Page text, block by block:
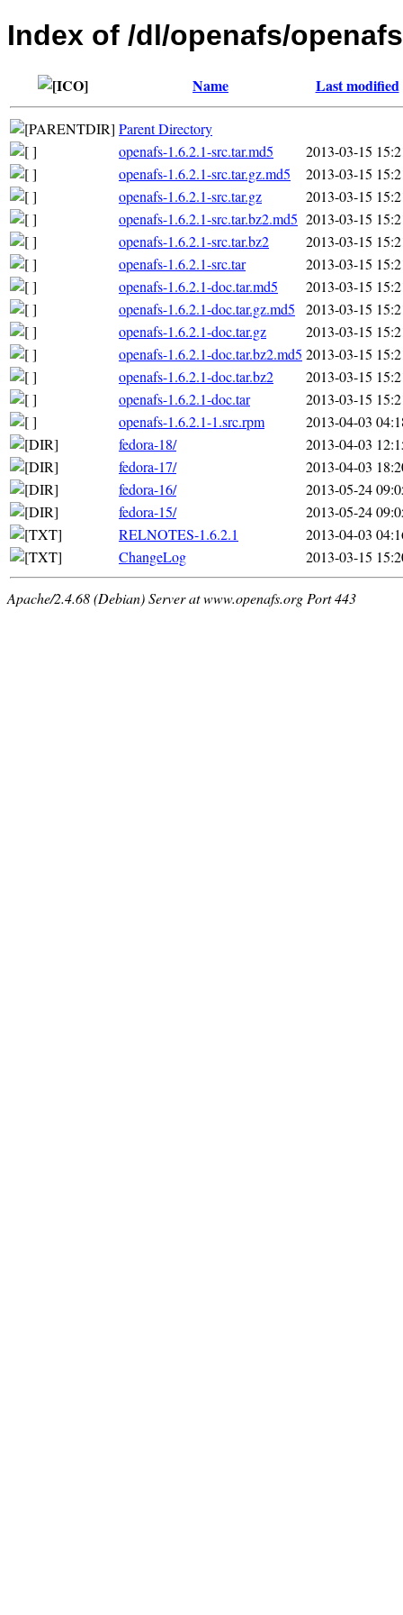
Index of /dl/openafs/
Name Last modified
Parent Directory
openafs-1.6.2.1-src.tar.md5
2013-03-15
openafs-1.6.2.1-src.tar.gz.md5
2013-03-15
openafs-1.6.2.1-src.tar.gz
2013-03-15
openafs-1.6.2.1-src.tar.bz2.md5 2013-03-15
openafs-1.6.2.1-src.tar.bz2
2013-03-15
openafs-1.6.2.1-src.tar
2013-03-15
openafs-1.6.2.1-doc.tar.md5
2013-03-15
openafs-1.6.2.1-doc.tar.gz.md5
2013-03-15
openafs-1.6.2.1-doc.tar.gz
2013-03-15
openafs-1.6.2.1-doc.tar.bz2.md5 2013-03-15
openafs-1.6.2.1-doc.tar.bz2
2013-03-15
openafs-1.6.2.1-doc.tar
2013-03-15
openafs-1.6.2.1-1.src.rpm
2013-04-03
fedora-18/
2013-04-03
fedora-17/
2013-04-03
fedora-16/
2013-05-24
fedora-15/
2013-05-24
RELNOTES-1.6.2.1
2013-04-03
ChangeLog
2013-03-15
Apache/2.4.68 (Debian) Server at www.openafs.org Port 443